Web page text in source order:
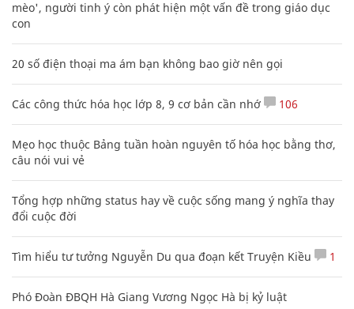
mèo', người tinh ý còn phát hiện một vấn đề trong giáo dục
con
20 số điện thoại ma ám bạn không bao giờ nên gọi
Các công thức hóa học lớp 8, 9 cơ bản cần nhớ 106
Mẹo học thuộc Bảng tuần hoàn nguyên tố hóa học bằng thơ,
câu nói vui vẻ
Tổng hợp những status hay về cuộc sống mang ý nghĩa thay
đổi cuộc đời
Tìm hiểu tư tưởng Nguyễn Du qua đoạn kết Truyện Kiều 1
Phó Đoàn ĐBQH Hà Giang Vương Ngọc Hà bị kỷ luật